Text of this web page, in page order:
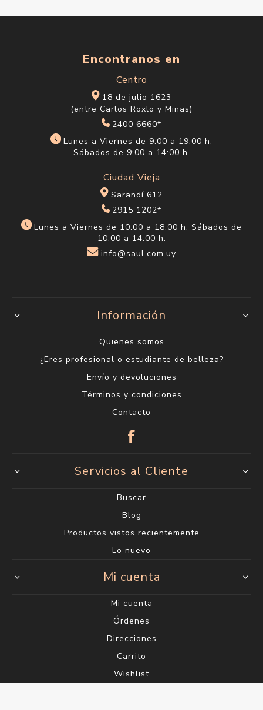
Encontranos en
Centro
18 de julio 1623
(entre Carlos Roxlo y Minas)
2400 6660*
Lunes a Viernes de 9:00 a 19:00 h.
Sábados de 9:00 a 14:00 h.
Ciudad Vieja
Sarandí 612
2915 1202*
Lunes a Viernes de 10:00 a 18:00 h. Sábados de
10:00 a 14:00 h.
info@saul.com.uy
Información
Quienes somos
¿Eres profesional o estudiante de belleza?
Envío y devoluciones
Términos y condiciones
Contacto
Servicios al Cliente
Buscar
Blog
Productos vistos recientemente
Lo nuevo
Mi cuenta
Mi cuenta
Órdenes
Direcciones
Carrito
Wishlist